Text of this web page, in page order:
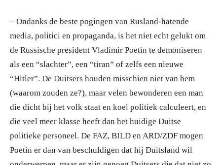
– Ondanks de beste pogingen van Rusland-hatende
media, politici en propaganda, is het niet echt gelukt om
de Russische president Vladimir Poetin te demoniseren
als een “slachter”, een “tiran” of zelfs een nieuwe
“Hitler”. De Duitsers houden misschien niet van hem
(waarom zouden ze?), maar velen bewonderen een man
die dicht bij het volk staat en koel politiek calculeert, en
die veel meer klasse heeft dan het huidige Duitse
politieke personeel. De FAZ, BILD en ARD/ZDF mogen
Poetin er dan van beschuldigen dat hij Duitsland wil